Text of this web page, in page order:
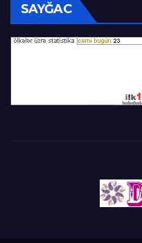
SAYĞAC